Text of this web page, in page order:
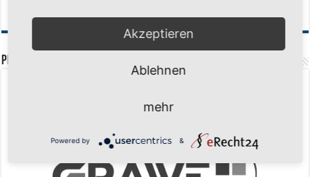
PREMIUMPARTNER
Akzeptieren
Ablehnen
mehr
Powered by &